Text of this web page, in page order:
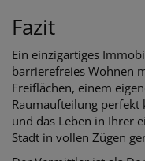
Fazit
Ein einzigartiges
barrierefreies Wohnen
Freiflächen, einem
Raumaufteilung
und das Leben in Ihrer
Stadt in vollen Zügen